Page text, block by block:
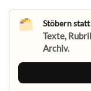
Stöbern statt
Texte,
Archiv.